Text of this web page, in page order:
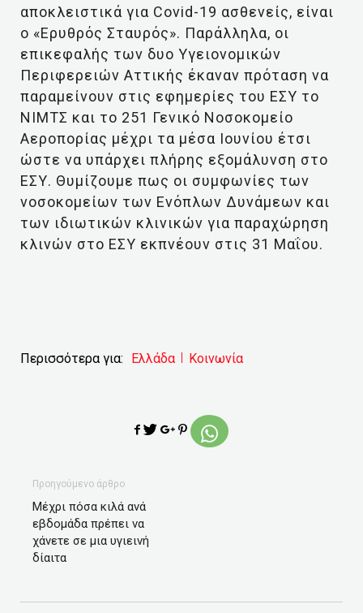
αποκλειστικά για Covid-19 ασθενείς, είναι
ο «Ερυθρός Σταυρός». Παράλληλα, οι
επικεφαλής των δυο Υγειονομικών
Περιφερειών Αττικής έκαναν πρόταση να
παραμείνουν στις εφημερίες του ΕΣΥ το
ΝΙΜΤΣ και το 251 Γενικό Νοσοκομείο
Αεροπορίας μέχρι τα μέσα Ιουνίου έτσι
ώστε να υπάρχει πλήρης εξομάλυνση στο
ΕΣΥ. Θυμίζουμε πως οι συμφωνίες των
νοσοκομείων των Ενόπλων Δυνάμεων και
των ιδιωτικών κλινικών για παραχώρηση
κλινών στο ΕΣΥ εκπνέουν στις 31 Μαΐου.
Περισσότερα για: Ελλάδα Κοινωνία
Προηγούμενο άρθρο
Μέχρι πόσα κιλά ανά
εβδομάδα πρέπει να
χάνετε σε μια υγιεινή
δίαιτα